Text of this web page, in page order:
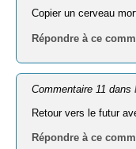
Copier un cerveau
Répondre à ce
Commentaire 11 dans
Retour vers le futur
Répondre à ce